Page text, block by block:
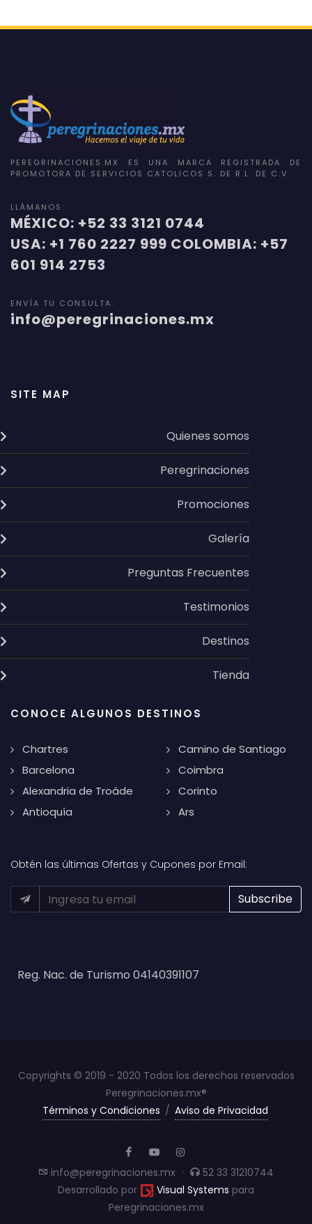
PEREGRINACIONES.MX ES UNA MARCA REGISTRADA DE
PROMOTORA DE SERVICIOS CATOLICOS S. DE R.L. DE C.V.
LLÁMANOS:
MÉXICO: +52 33 3121 0744
USA: +1 760 2227 999 COLOMBIA: +57
601 914 2753
ENVÍA TU CONSULTA:
info@peregrinaciones.mx
SITE MAP
Quienes somos
Peregrinaciones
Promociones
Galería
Preguntas Frecuentes
Testimonios
Destinos
Tienda
CONOCE ALGUNOS DESTINOS
Chartres
Barcelona
Alexandria de Troáde
Antioquía
Camino de Santiago
Coimbra
Corinto
Ars
Obtén las últimas Ofertas y Cupones por Email:
Reg. Nac. de Turismo 04140391107
Copyrights © 2019 - 2020 Todos los derechos reservados
Peregrinaciones.mx®
Términos y Condiciones / Aviso de Privacidad
info@peregrinaciones.mx ·
52 33 31210744
Desarrollado por
Visual Systems para
Peregrinaciones.mx